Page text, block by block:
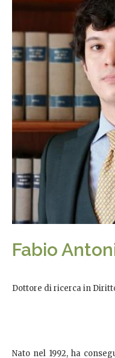
Fabio
Dottore di ricerca in
Nato nel 1992, ha